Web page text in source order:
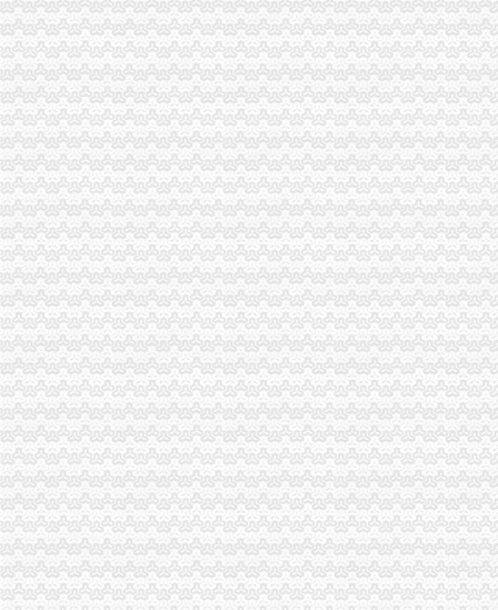
潼南局开展文化市场联合执法为考生营造良好的重庆分公司注册环境
奉节局部门联合认真执行“限塑令”重庆代理报税
沙坪坝局抓好四方面工作加“端午节”重庆代理记账期间节日市场监管
江北局重庆代理记账认真贯彻落实国家工商总局周伯华局长讲话精
万州局开展专项整全面落实国家“限塑令”重庆公司注销效果初显
綦江局重庆代账公司布署震救灾志愿服务工作
市重庆代账公司局严格规范媒体殊商品和服务广告
綦江局确定农贸市场为“限塑”重庆代理记账监管重点区域
渝中局重庆代理记账积配合区开展火车站周边拆违工作
九龙坡局重庆代理记账大力推进电子商务监管工作
沙坪坝局立足“四要点”重庆财务公司着力构建新型政企关系
石柱局重庆代理报税认真开展计算机信息系统保密安全大检查
市局积推进广告监管“四化”重庆分公司注册建设
江北局重庆代理记账化品牌汽车监管成效初显
开县局重庆代理记账六项措施加政务信息及外宣报道工作
南川局重庆发票申请无照经营专项整确定四条基准线
梁平局重庆公司注销四项措施健全信息发布公开机制
巴南局“坚持三个结合”重庆公司注销“推行三个优先”提升商品质量检测工作效能
市重庆公司注销工商局召开我市工商系统电子商务监管座谈会
渝中局重庆代理记账召开造食品安全放心消费和诚信经营娱乐场所新闻发布会
巫山局重庆进出口权五项措施加政务信息和外宣工作
荣昌局重庆发票申请四举措建立健全信息发布公开机制
高新园局四措并举确保“商标品牌建设年”重庆代理报税有实效
綦江局三项措施解决群众映集贸市重庆财务公司场短斤少两问题初见成效
垫江局重庆代理记账全力维护蚕茧收购秩序保护农民利益